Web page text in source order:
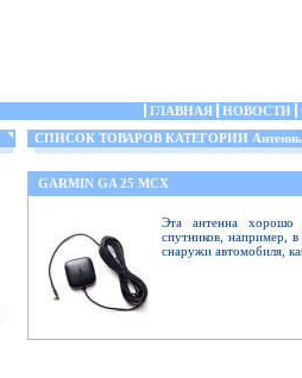
ГЛАВНАЯ НОВОСТИ
СПИСОК ТОВАРОВ КАТЕГОРИИ
GARMIN GA 25 MCX
Эта антенна хорошо
спутников, например,
снаружи автомобиля,